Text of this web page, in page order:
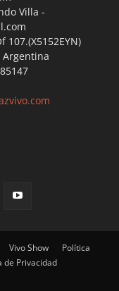
Villa -
107.(X5152EYN)
Argentina
Vivo Show
Política
de Privacidad